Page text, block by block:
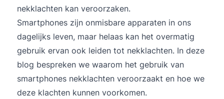
nekklachten kan veroorzaken.
Smartphones zijn onmisbare apparaten in ons
dagelijks leven, maar helaas kan het overmatig
gebruik ervan ook leiden tot nekklachten. In deze
blog bespreken we waarom het gebruik van
smartphones nekklachten veroorzaakt en hoe we
deze klachten kunnen voorkomen.